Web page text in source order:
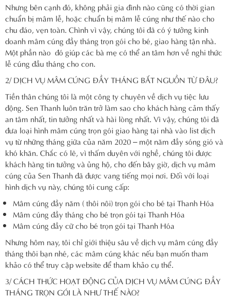
Nhưng bên cạnh đó, không phải gia đình nào cũng có thời gian
chuẩn bị mâm lễ, hoặc chuẩn bị mâm lễ cúng như thế nào cho
chu đáo, vẹn toàn. Chình vì vậy, chúng tôi đã có ý tưởng kinh
doanh mâm cúng đầy tháng trọn gói cho bé, giao hàng tận nhà.
Một phần nào đó giúp các bà mẹ có thể an tâm hơn về nghi thức
lễ cúng đầu tháng cho con.
2/ DỊCH VỤ MÂM CÚNG ĐẦY THÁNG BẮT NGUỒN TỪ ĐÂU?
Tiền thân chúng tôi là một công ty chuyên về dịch vụ tiệc lưu
động. Sen Thanh luôn trăn trở làm sao cho khách hàng cảm thấy
an tâm nhất, tin tưởng nhất và hài lòng nhất. Vì vậy, chúng tôi đã
đưa loại hình mâm cúng trọn gói giao hàng tại nhà vào list dịch
vụ từ những tháng giữa của năm 2020 – một năm đầy sóng gió và
khó khăn. Chắc có lẽ, vì thấm duyên với nghề, chúng tôi được
khách hàng tin tưởng và ủng hộ, cho đến bây giờ, dịch vụ mâm
cúng của Sen Thanh đã được vang tiếng mọi nơi. Đối với loại
hình dịch vụ này, chúng tôi cung cấp:
Mâm cúng đầy năm ( thôi nôi) trọn gói cho bé tại Thanh Hóa
Mâm cúng đầy tháng cho bé trọn gói tại Thanh Hóa
Mâm cúng đầy cữ cho bé trọn gói tại Thanh Hóa
Nhưng hôm nay, tôi chỉ giới thiệu sâu về dịch vụ mâm cúng đầy
tháng thôi bạn nhé, các mâm cúng khác nếu bạn muốn tham
khảo có thể truy cập website để tham khảo cụ thể.
3/ CÁCH THỨC HOẠT ĐỘNG CỦA DỊCH VỤ MÂM CÚNG ĐẦY
THÁNG TRỌN GÓI LÀ NHƯ THẾ NÀO?